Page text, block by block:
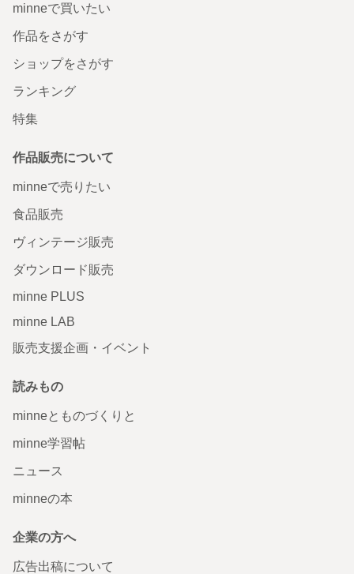
minneで買いたい
作品をさがす
ショップをさがす
ランキング
特集
作品販売について
minneで売りたい
食品販売
ヴィンテージ販売
ダウンロード販売
minne PLUS
minne LAB
販売支援企画・イベント
読みもの
minneとものづくりと
minne学習帖
ニュース
minneの本
企業の方へ
広告出稿について